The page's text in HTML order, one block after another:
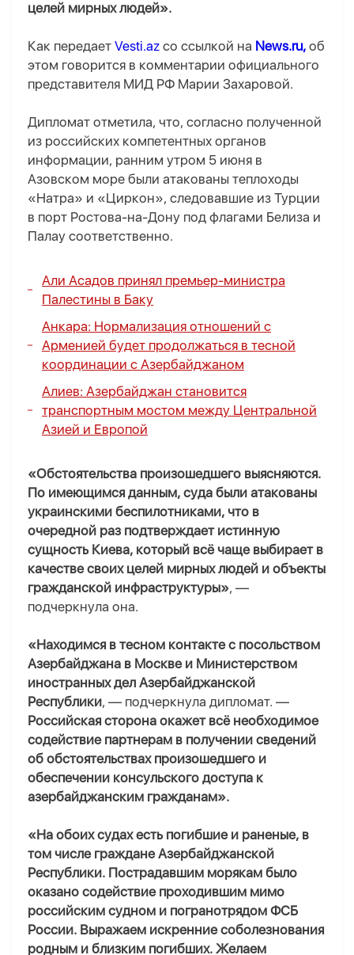
целей мирных людей».
Как передает Vesti.az со ссылкой на News.ru, об
этом говорится в комментарии официального
представителя МИД РФ Марии Захаровой.
Дипломат отметила, что, согласно полученной
из российских компетентных органов
информации, ранним утром 5 июня в
Азовском море были атакованы теплоходы
«Натра» и «Циркон», следовавшие из Турции
в порт Ростова-на-Дону под флагами Белиза и
Палау соответственно.
Али Асадов принял премьер-министра
Палестины в Баку
Анкара: Нормализация отношений с
Арменией будет продолжаться в тесной
координации с Азербайджаном
Алиев: Азербайджан становится
транспортным мостом между Центральной
Азией и Европой
«Обстоятельства произошедшего выясняются.
По имеющимся данным, суда были атакованы
украинскими беспилотниками, что в
очередной раз подтверждает истинную
сущность Киева, который всё чаще выбирает в
качестве своих целей мирных людей и объекты
гражданской инфраструктуры», —
подчеркнула она.
«Находимся в тесном контакте с посольством
Азербайджана в Москве и Министерством
иностранных дел Азербайджанской
Республики, — подчеркнула дипломат. —
Российская сторона окажет всё необходимое
содействие партнерам в получении сведений
об обстоятельствах произошедшего и
обеспечении консульского доступа к
азербайджанским гражданам».
«На обоих судах есть погибшие и раненые, в
том числе граждане Азербайджанской
Республики. Пострадавшим морякам было
оказано содействие проходившим мимо
российским судном и погранотрядом ФСБ
России. Выражаем искренние соболезнования
родным и близким погибших. Желаем